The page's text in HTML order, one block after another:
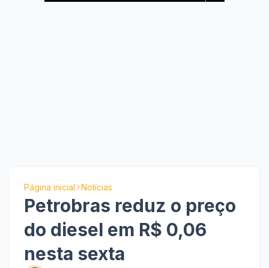
Página inicial Notícias
Petrobras reduz o preço
do diesel em R$ 0,06
nesta sexta